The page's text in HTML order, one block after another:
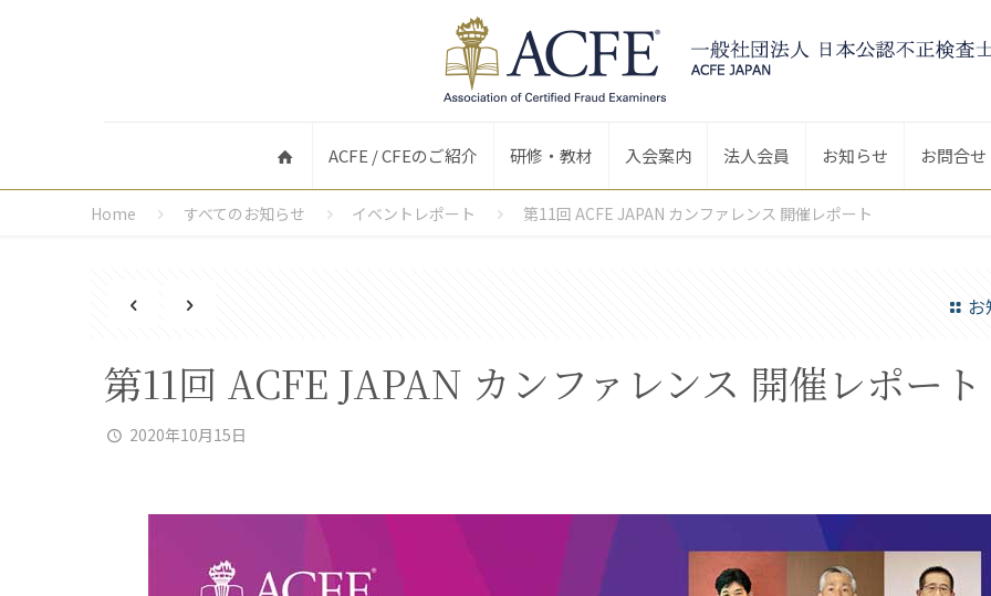
ACFE / CFEのご紹介 研修・教材 入会案内 法人会員 お知らせ お問合せ
Home すべてのお知らせ イベントレポート 第11回 ACFE JAPAN カンファレンス 開催レポート
第11回 ACFE JAPAN カンファレンス 開催レポート
2020年10月15日